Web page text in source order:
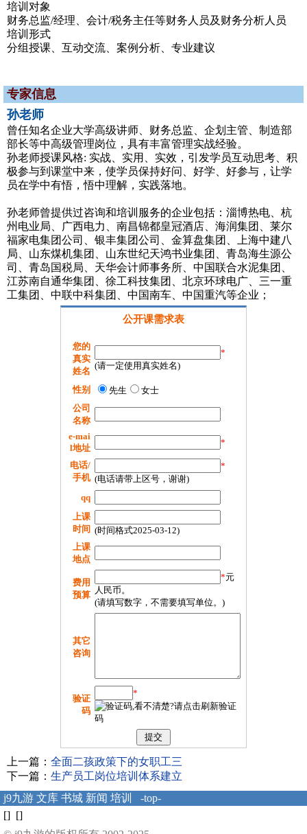
培训对象
财务总监/经理、会计/税务主任等财务人员及财务分析人员
培训形式
分组授课、互动交流、案例分析、专业建议
专家信息
孙老师
曾任知名企业大学高级讲师、财务总监、企划主管、制造部
部长等中高级管理岗位，具有丰富管理实战经验。
孙老师授课风格: 实战、实用、实效，引发学员互动思考、积
极参与到课堂中来，使学员保持好问、好学、好参与，让学
员在学中有悟，悟中理解，实践落地。
孙老师曾提供过咨询和培训服务的企业包括：淄博热电、杭
州电业局、广西电力、南昌锦都皇冠酒店、海润集团、莱尔
福家电集团公司、银丰集团公司、金算盘集团、上海中建八
局、山东煤机集团、山东世纪天鸿书业集团、青岛海生源公
司、青岛国税局、天华会计师事务所、中国联合水泥集团、
江苏南自通华集团、徐工科技集团、北京环球电广、三一重
工集团、中联中科集团、中国南车、中国重汽等企业；
公开课需求表
您的
真实
姓名
*
(请一定使用真实姓名)
性别 先生
女士
公司
名称
e-mai
l地址
*
电话/
手机
*
(电话请带上区号，谢谢)
qq
上课
时间 (时间格式2025-03-12)
上课
地点
费用
预算
*元
人民币。
(请填写数字，不需要填写单位。)
其它
咨询
验证
码
*
上一篇： 全面二孩政策下的女职工三
下一篇： 生产员工岗位培训体系建立
j9九游 文库 书城 新闻 培训
-top-
[] []